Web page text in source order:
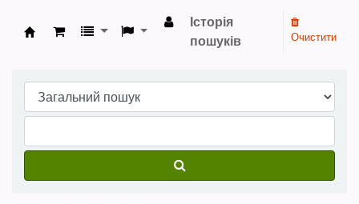
Бібліотека НТШ › Електронний каталог
Історія
пошуків
Очистити